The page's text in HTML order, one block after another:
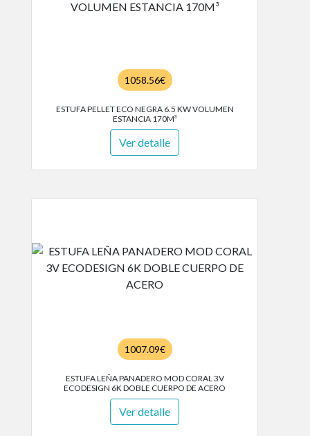
1058.56€
ESTUFA PELLET ECO NEGRA 6.5 KW VOLUMEN
ESTANCIA 170M³
Ver detalle
1007.09€
ESTUFA LEÑA PANADERO MOD CORAL 3V
ECODESIGN 6K DOBLE CUERPO DE ACERO
Ver detalle